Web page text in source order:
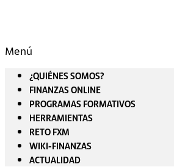
Menú
¿QUIÉNES SOMOS?
FINANZAS ONLINE
PROGRAMAS FORMATIVOS
HERRAMIENTAS
RETO FXM
WIKI-FINANZAS
ACTUALIDAD